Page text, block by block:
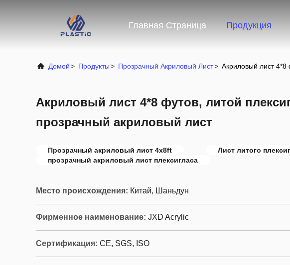
Главная Страница Продукция
Домой> Продукты> Прозрачный Акриловый Лист> Акриловый лист 4*8
Акриловый лист 4*8 футов, литой
прозрачный акриловый лист
Прозрачный акриловый лист 4x8ft
Лист литого
прозрачный акриловый лист плексигласа
Место происхождения: Китай, Шаньдун
Фирменное наименование: JXD Acrylic
Сертификация: CE, SGS, ISO